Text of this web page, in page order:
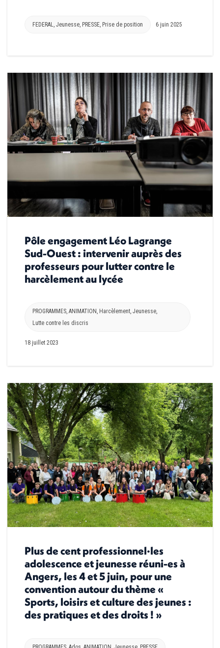
FEDERAL, Jeunesse, PRESSE, Prise de position 6 juin 2025
Pôle engagement Léo Lagrange
Sud-Ouest : intervenir auprès des
professeurs pour lutter contre le
harcèlement au lycée
PROGRAMMES, ANIMATION , Harcèlement, Jeunesse,
Lutte contre les discris
18 juillet 2023
Plus de cent professionnel·les
adolescence et jeunesse réuni-es à
Angers, les 4 et 5 juin, pour une
convention autour du thème «
Sports, loisirs et culture des jeunes :
des pratiques et des droits ! »